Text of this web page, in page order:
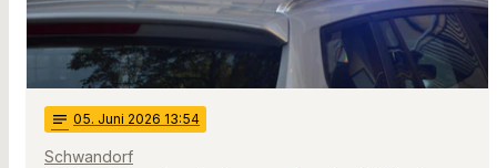
notes 05. Juni 2026 13:54
Schwandorf